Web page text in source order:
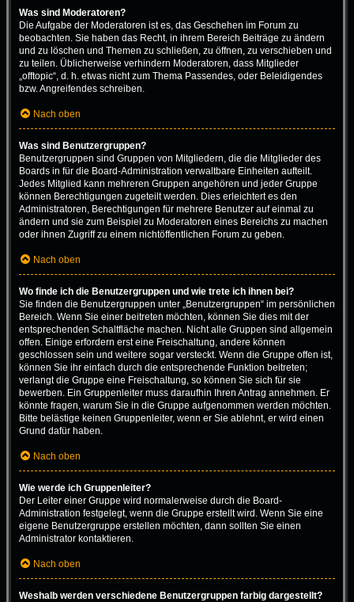
Was sind Moderatoren?
Die Aufgabe der Moderatoren ist es, das Geschehen im Forum zu
beobachten. Sie haben das Recht, in ihrem Bereich Beiträge zu ändern
und zu löschen und Themen zu schließen, zu öffnen, zu verschieben und
zu teilen. Üblicherweise verhindern Moderatoren, dass Mitglieder
„offtopic“, d. h. etwas nicht zum Thema Passendes, oder Beleidigendes
bzw. Angreifendes schreiben.
Nach oben
Was sind Benutzergruppen?
Benutzergruppen sind Gruppen von Mitgliedern, die die Mitglieder des
Boards in für die Board-Administration verwaltbare Einheiten aufteilt.
Jedes Mitglied kann mehreren Gruppen angehören und jeder Gruppe
können Berechtigungen zugeteilt werden. Dies erleichtert es den
Administratoren, Berechtigungen für mehrere Benutzer auf einmal zu
ändern und sie zum Beispiel zu Moderatoren eines Bereichs zu machen
oder ihnen Zugriff zu einem nichtöffentlichen Forum zu geben.
Nach oben
Wo finde ich die Benutzergruppen und wie trete ich ihnen bei?
Sie finden die Benutzergruppen unter „Benutzergruppen“ im persönlichen
Bereich. Wenn Sie einer beitreten möchten, können Sie dies mit der
entsprechenden Schaltfläche machen. Nicht alle Gruppen sind allgemein
offen. Einige erfordern erst eine Freischaltung, andere können
geschlossen sein und weitere sogar versteckt. Wenn die Gruppe offen ist,
können Sie ihr einfach durch die entsprechende Funktion beitreten;
verlangt die Gruppe eine Freischaltung, so können Sie sich für sie
bewerben. Ein Gruppenleiter muss daraufhin Ihren Antrag annehmen. Er
könnte fragen, warum Sie in die Gruppe aufgenommen werden möchten.
Bitte belästige keinen Gruppenleiter, wenn er Sie ablehnt, er wird einen
Grund dafür haben.
Nach oben
Wie werde ich Gruppenleiter?
Der Leiter einer Gruppe wird normalerweise durch die Board-
Administration festgelegt, wenn die Gruppe erstellt wird. Wenn Sie eine
eigene Benutzergruppe erstellen möchten, dann sollten Sie einen
Administrator kontaktieren.
Nach oben
Weshalb werden verschiedene Benutzergruppen farbig dargestellt?